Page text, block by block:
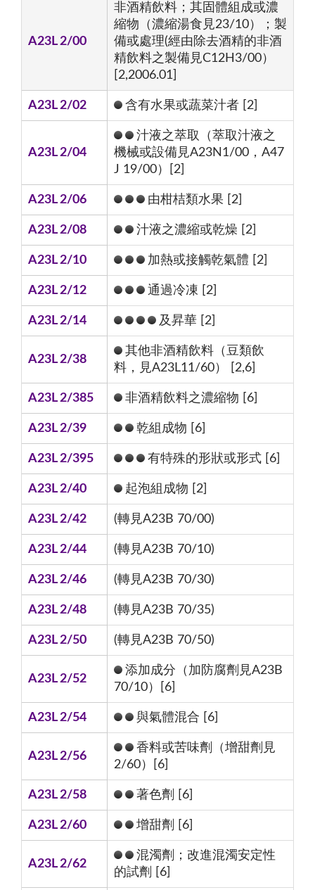
A23L 2/00
非酒精飲料；其固體組成或濃
縮物（濃縮湯食見23/10）；製
備或處理(經由除去酒精的非酒
精飲料之製備見C12H3/00）
[2,2006.01]
A23L 2/02 含有水果或蔬菜汁者 [2]
A23L 2/04
汁液之萃取（萃取汁液之
機械或設備見A23N1/00，A47
J 19/00）[2]
A23L 2/06 由柑桔類水果 [2]
A23L 2/08 汁液之濃縮或乾燥 [2]
A23L 2/10 加熱或接觸乾氣體 [2]
A23L 2/12 通過冷凍 [2]
A23L 2/14 及昇華 [2]
A23L 2/38
其他非酒精飲料（豆類飲
料，見A23L11/60） [2,6]
A23L 2/385 非酒精飲料之濃縮物 [6]
A23L 2/39 乾組成物 [6]
A23L 2/395 有特殊的形狀或形式 [6]
A23L 2/40 起泡組成物 [2]
A23L 2/42 (轉見A23B 70/00)
A23L 2/44 (轉見A23B 70/10)
A23L 2/46 (轉見A23B 70/30)
A23L 2/48 (轉見A23B 70/35)
A23L 2/50 (轉見A23B 70/50)
A23L 2/52
添加成分（加防腐劑見A23B
70/10）[6]
A23L 2/54 與氣體混合 [6]
A23L 2/56
香料或苦味劑（增甜劑見
2/60）[6]
A23L 2/58 著色劑 [6]
A23L 2/60 增甜劑 [6]
A23L 2/62
混濁劑；改進混濁安定性
的試劑 [6]